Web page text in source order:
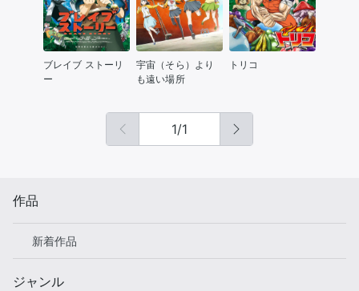
ブレイブ ストーリ
ー
宇宙（そら）より
も遠い場所
トリコ
1/1
作品
新着作品
ジャンル